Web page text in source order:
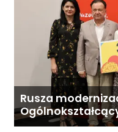
Rusza
Gostyninie